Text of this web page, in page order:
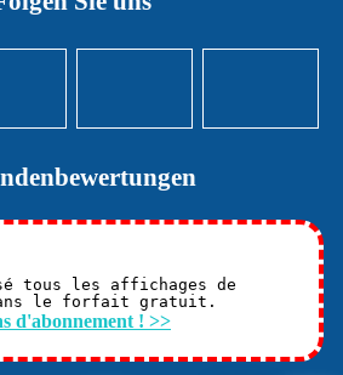
tous les affichages de
le forfait gratuit.
d'abonnement ! >>